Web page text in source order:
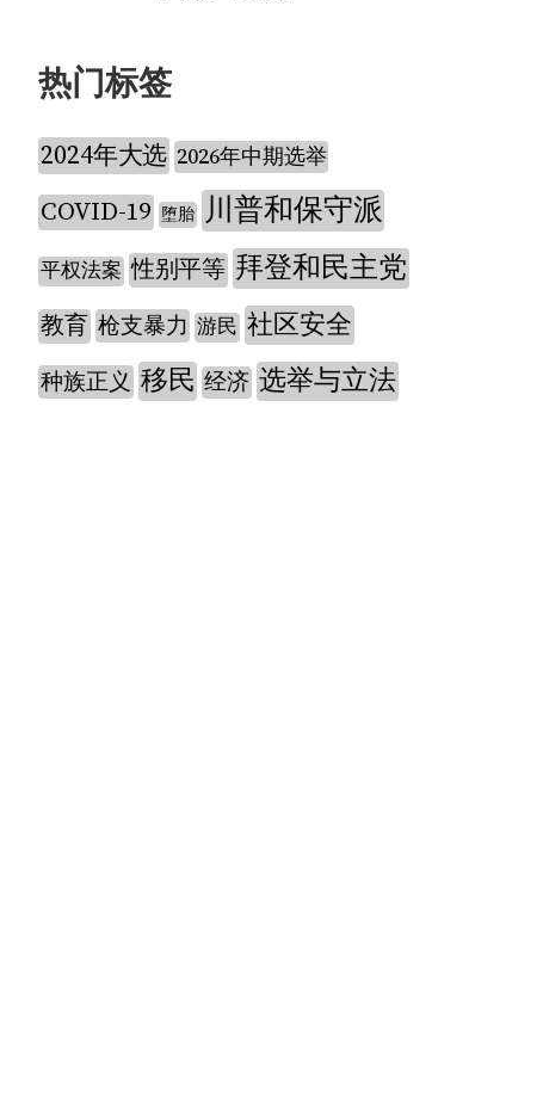
热门标签
2024年大选 2026年中期选举
COVID-19 堕胎 川普和保守派
平权法案 性别平等 拜登和民主党
教育 枪支暴力 游民 社区安全
种族正义 移民 经济 选举与立法